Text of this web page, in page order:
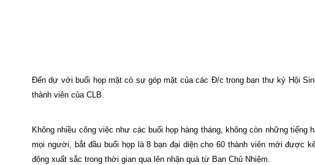
Đến dự với buổi họp mặt có sự góp mặt của các Đ/c trong ban thư ký Hội
thành viên của CLB.
Không nhiều công việc như các buổi họp hàng tháng, không còn những
mọi người, bắt đầu buổi họp là 8 bạn đại diện cho 60 thành viên mới được
động xuất sắc trong thời gian qua lên nhận quà từ Ban Chủ Nhiệm.